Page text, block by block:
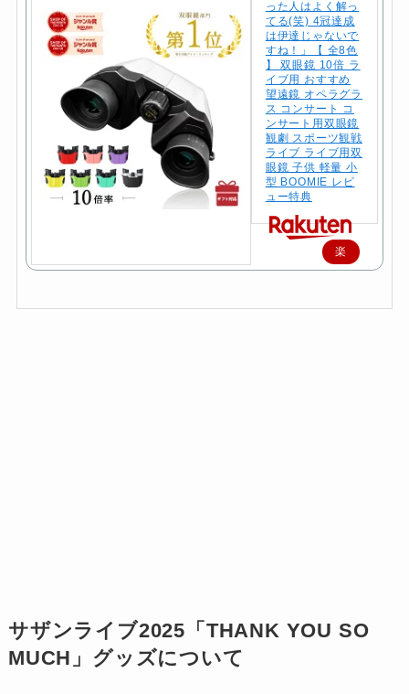
った人はよく解っ
てる(笑) 4冠達成
は伊達じゃないで
すね！」【 全8色
】 双眼鏡 10倍 ラ
イブ用 おすすめ
望遠鏡 オペラグラ
ス コンサート コ
ンサート用双眼鏡
観劇 スポーツ観戦
ライブ ライブ用双
眼鏡 子供 軽量 小
型 BOOMIE レビ
ュー特典
楽
サザンライブ2025 「THANK YOU SO
MUCH」グッズについて